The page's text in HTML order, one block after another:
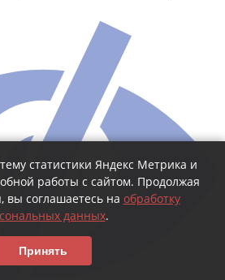
статистики Яндекс Метрика и
работы с сайтом. Продолжая
вы соглашаетесь на обработку
данных.
Принять